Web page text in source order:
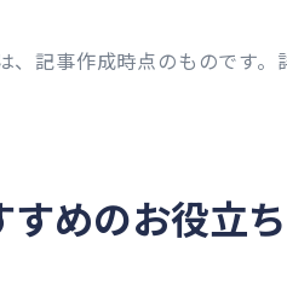
記事作成時点のものです。
すめのお役立